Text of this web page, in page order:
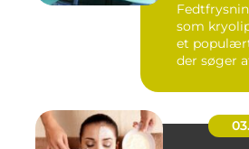
som
et
der søger